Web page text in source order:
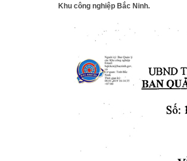
Khu công nghiệp Bắc Ninh.